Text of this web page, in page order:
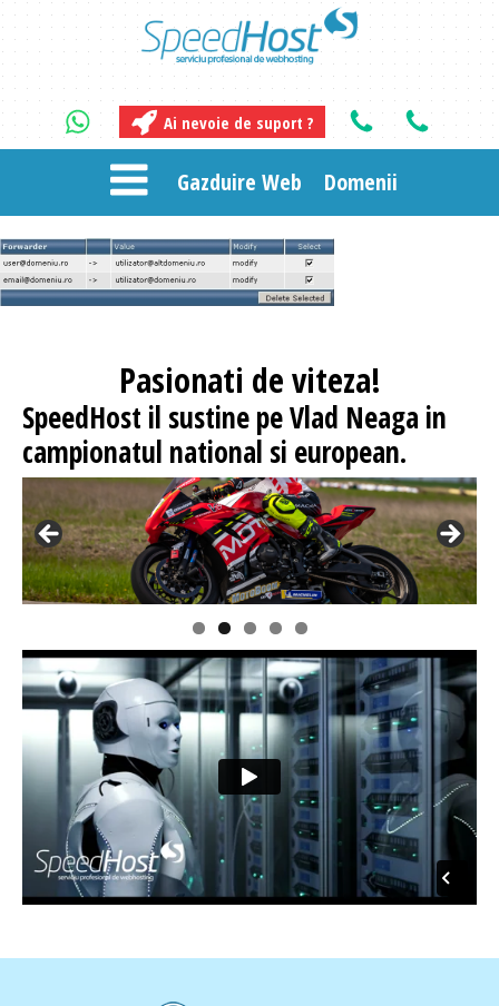
Ai nevoie de suport ?
Gazduire Web Domenii
Pasionati de viteza!
SpeedHost il sustine pe Vlad Neaga in
campionatul national si european.